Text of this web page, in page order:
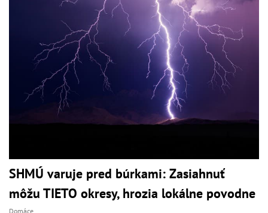
SHMÚ varuje pred búrkami: Zasiahnuť
môžu TIETO okresy, hrozia lokálne povodne
Domáce